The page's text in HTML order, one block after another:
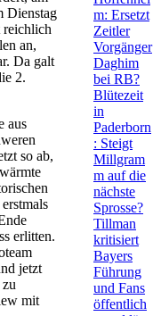
Dienstag
reichlich
an,
Da galt
2.
aus
so ab,
erlitten.
jetzt
mit
m: Ersetzt
Zeitler
Vorgänger
Daghim
bei RB?
Blütezeit
in
Paderborn
: Steigt
Millgram
m auf die
nächste
Sprosse?
Tillman
kritisiert
Bayers
Führung
und Fans
öffentlich